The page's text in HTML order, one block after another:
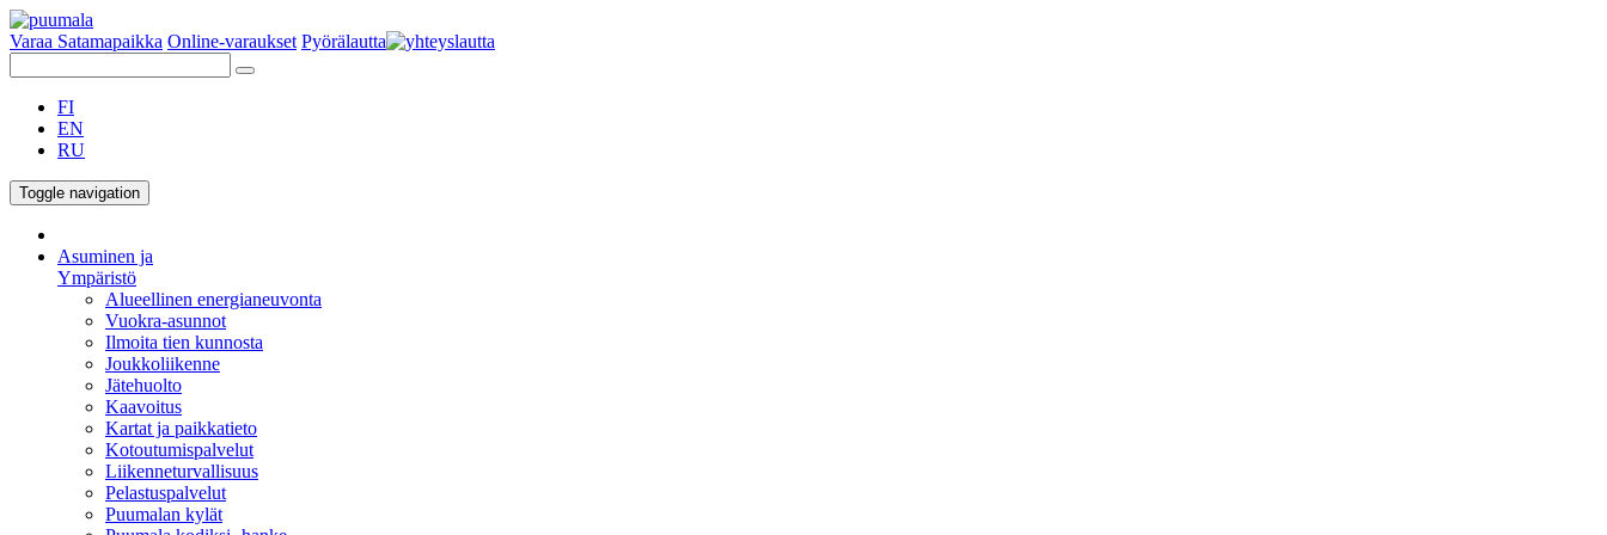
Varaa Satamapaikka Online-varaukset Pyörälautta
FI
EN
RU
Toggle navigation
Asuminen ja
Ympäristö
Alueellinen energianeuvonta
Vuokra-asunnot
Ilmoita tien kunnosta
Joukkoliikenne
Jätehuolto
Kaavoitus
Kartat ja paikkatieto
Kotoutumispalvelut
Liikenneturvallisuus
Pelastuspalvelut
Puumalan kylät